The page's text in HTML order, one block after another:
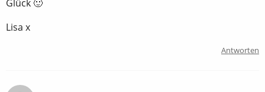
Glück 🙂
Lisa x
Antworten